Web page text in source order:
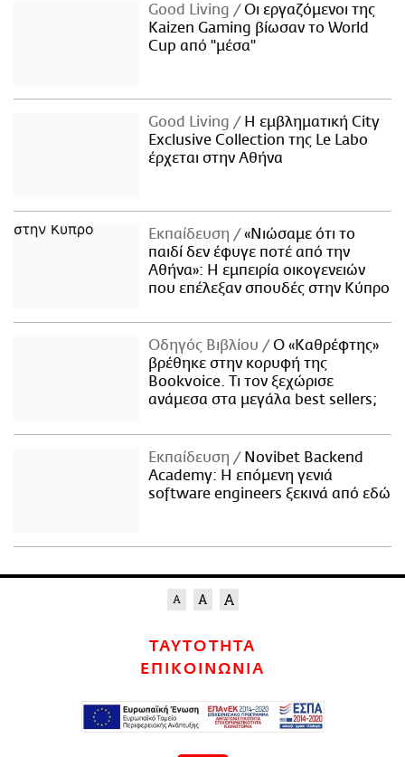
Good Living
Οι εργαζόμενοι της
Kaizen Gaming βίωσαν το World
Cup από "μέσα"
Good Living
Η εμβληματική City
Exclusive Collection της Le Labo
έρχεται στην Αθήνα
Εκπαίδευση
«Νιώσαμε ότι το
παιδί δεν έφυγε ποτέ από την
Αθήνα»: Η εμπειρία οικογενειών
που επέλεξαν σπουδές στην Κύπρο
Οδηγός Βιβλίου
Ο «Καθρέφτης»
βρέθηκε στην κορυφή της
Bookvoice. Τι τον ξεχώρισε
ανάμεσα στα μεγάλα best sellers;
Εκπαίδευση
Novibet Backend
Academy: Η επόμενη γενιά
software engineers ξεκινά από εδώ
ΤΑΥΤΟΤΗΤΑ
ΕΠΙΚΟΙΝΩΝΙΑ